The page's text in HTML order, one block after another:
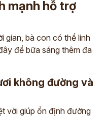
mạnh hỗ trợ
gian, bà con có thể linh
để bữa sáng thêm đa
không đường và
vời giúp ổn định đường